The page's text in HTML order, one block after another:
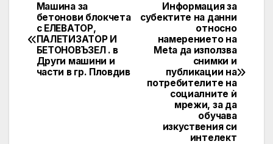
Post
navigation
Информация за
субектите на данни
относно
намерението на
Meta да използва
снимки и
публикации на
потребителите на
социалните ѝ
мрежи, за да
обучава
изкуствения си
интелект
Машина за
бетонови блокчета
с ЕЛЕВАТОР,
ПАЛЕТИЗАТОР И
БЕТОНОВЪЗЕЛ . в
Други машини и
части в гр. Пловдив